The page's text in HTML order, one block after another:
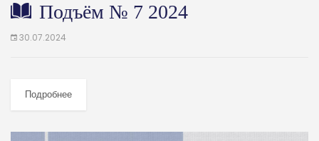
Подъём № 7 2024
30.07.2024
Подробнее